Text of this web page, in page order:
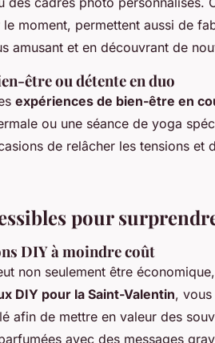
le moment, permettent aussi de
amusant et en découvrant de
être ou détente en duo
expériences de bien-être en
ou une séance de yoga
de relâcher les tensions et
pour
DIY à moindre coût
non seulement être
DIY pour la Saint-Valentin,
afin de mettre en valeur des
avec des messages